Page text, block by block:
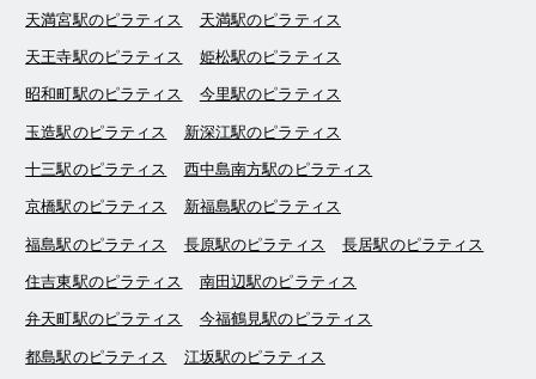
天満宮駅のピラティス 天満駅のピラティス
天王寺駅のピラティス 姫松駅のピラティス
昭和町駅のピラティス 今里駅のピラティス
玉造駅のピラティス 新深江駅のピラティス
十三駅のピラティス 西中島南方駅のピラティス
京橋駅のピラティス 新福島駅のピラティス
福島駅のピラティス 長原駅のピラティス 長居駅のピラティス
住吉東駅のピラティス 南田辺駅のピラティス
弁天町駅のピラティス 今福鶴見駅のピラティス
都島駅のピラティス 江坂駅のピラティス